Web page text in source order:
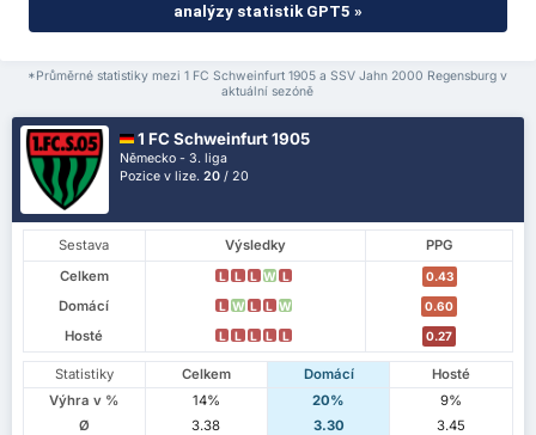
analýzy statistik GPT5 »
*Průměrné statistiky mezi 1 FC Schweinfurt 1905 a SSV Jahn 2000 Regensburg v
aktuální sezóně
1 FC Schweinfurt 1905
Německo - 3. liga
Pozice v lize.20 / 20
Sestava Výsledky
PPG
Celkem
L L L W L 0.43
Domácí L W L L W 0.60
Hosté L L L L L 0.27
Statistiky Celkem Domácí
Hosté
Výhra v %
14% 20%
9%
Ø
3.38 3.30
3.45